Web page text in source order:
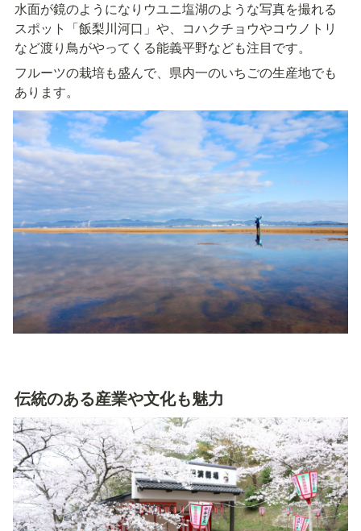
水面が鏡のようになりウユニ塩湖のような写真を撮れる
スポット「飯梨川河口」や、コハクチョウやコウノトリ
など渡り鳥がやってくる能義平野なども注目です。
フルーツの栽培も盛んで、県内一のいちごの生産地でも
あります。
伝統のある産業や文化も魅力